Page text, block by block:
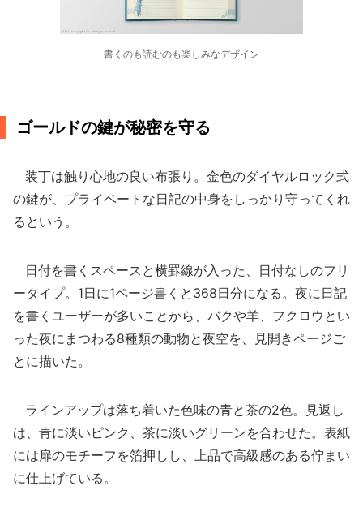
書くのも読むのも楽しみなデザイン
ゴールドの鍵が秘密を守る
装丁は触り心地の良い布張り。金色のダイヤルロック式
の鍵が、プライベートな日記の中身をしっかり守ってくれ
るという。
日付を書くスペースと横罫線が入った、日付なしのフリ
ータイプ。1日に1ページ書くと368日分になる。夜に日記
を書くユーザーが多いことから、バクや羊、フクロウとい
った夜にまつわる8種類の動物と夜空を、見開きページご
とに描いた。
ラインアップは落ち着いた色味の青と茶の2色。見返し
は、青に淡いピンク、茶に淡いグリーンを合わせた。表紙
には扉のモチーフを箔押しし、上品で高級感のある佇まい
に仕上げている。